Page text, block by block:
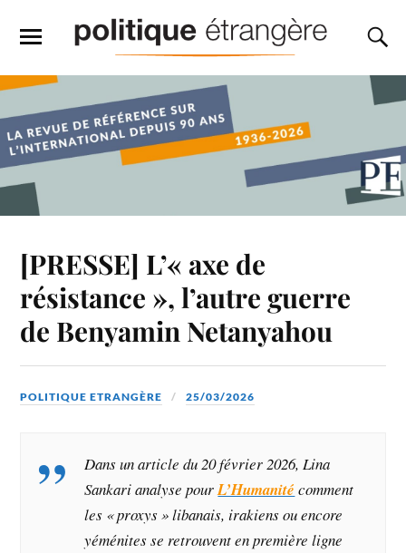
[PRESSE] L’« axe de
résistance », l’autre guerre
de Benyamin Netanyahou
POLITIQUE ETRANGÈRE 25/03/2026
Dans un articledu 20 février 2026, Lina
Sankari analyse pourL’Humanité comment
les « proxys » libanais, irakiens ou encore
yéménites se retrouvent en première ligne